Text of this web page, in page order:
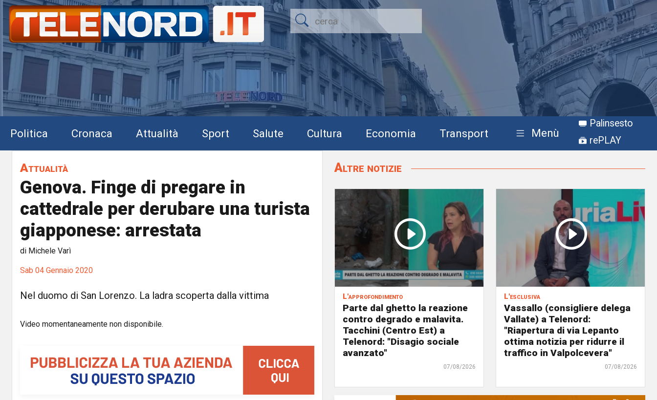
Politica Cronaca Attualità Sport Salute Cultura Economia Transport Menù
Palinsesto
rePLAY
Attualità
Genova. Finge di pregare in
cattedrale per derubare una turista
giapponese: arrestata
di Michele Varì
Sab 04 Gennaio 2020
Nel duomo di San Lorenzo. La ladra scoperta dalla vittima
Video momentaneamente non disponibile.
Altre notizie
L'approfondimento
Parte dal ghetto la reazione
contro degrado e malavita.
Tacchini (Centro Est) a
Telenord: "Disagio sociale
avanzato"
07/08/2026
L'esclusiva
Vassallo (consigliere delega
Vallate) a Telenord:
"Riapertura di via Lepanto
ottima notizia per ridurre il
traffico in Valpolcevera"
07/08/2026